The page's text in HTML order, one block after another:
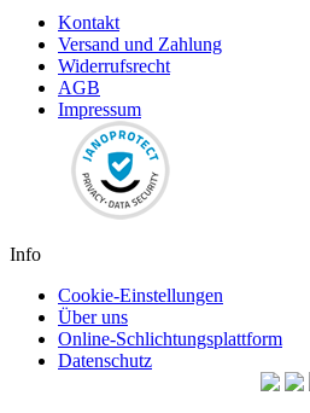
Kontakt
Versand und Zahlung
Widerrufsrecht
AGB
Impressum
Info
Cookie-Einstellungen
Über uns
Online-Schlichtungsplattform
Datenschutz